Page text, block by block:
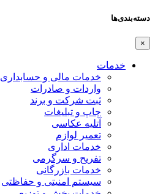
دسته‌بندی‌ها
×
خدمات
خدمات مالی و حسابداری
واردات و صادرات
ثبت شرکت و برند
چاپ و تبلیغات
آتلیه عکاسی
تعمیر لوازم
خدمات اداری
تفریح و سرگرمی
خدمات بازرگانی
سیستم امنیتی و حفاظتی